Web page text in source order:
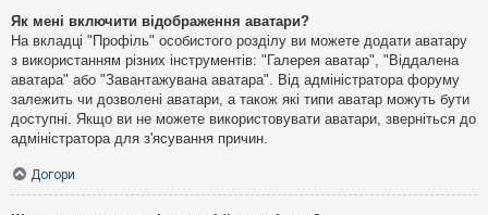
Як мені включити відображення аватари?
На вкладці "Профіль" особистого розділу ви можете додати аватару
з використанням різних інструментів: "Галерея аватар", "Віддалена
аватара" або "Завантажувана аватара". Від адміністратора форуму
залежить чи дозволені аватари, а також які типи аватар можуть бути
доступні. Якщо ви не можете використовувати аватари, зверніться до
адміністратора для з'ясування причин.
Догори